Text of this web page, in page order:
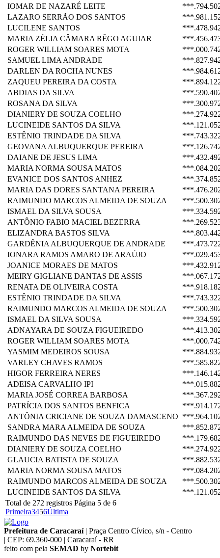
IOMAR DE NAZARÉ LEITE
LAZARO SERRÃO DOS SANTOS
LUCILENE SANTOS
MARIA ZÉLIA CÂMARA RÊGO AGUIAR
ROGER WILLIAM SOARES MOTA
SAMUEL LIMA ANDRADE
DARLEN DA ROCHA NUNES
ZAQUEU PEREIRA DA COSTA
ABDIAS DA SILVA
ROSANA DA SILVA
DIANIERY DE SOUZA COELHO
LUCINEIDE SANTOS DA SILVA
ESTÊNIO TRINDADE DA SILVA
GEOVANA ALBUQUERQUE PEREIRA
DAIANE DE JESUS LIMA
MARIA NORMA SOUSA MATOS
EVANICE DOS SANTOS ANHEZ
MARIA DAS DORES SANTANA PEREIRA
RAIMUNDO MARCOS ALMEIDA DE SOUZA
ISMAEL DA SILVA SOUSA
ANTÔNIO FABIO MACIEL BEZERRA
ELIZANDRA BASTOS SILVA
GARDÊNIA ALBUQUERQUE DE ANDRADE
IONARA RAMOS AMARO DE ARAÚJO
JOANICE MORAES DE MATOS
MEIRY GIGLIANE DANTAS DE ASSIS
RENATA DE OLIVEIRA COSTA
ESTÊNIO TRINDADE DA SILVA
RAIMUNDO MARCOS ALMEIDA DE SOUZA
ISMAEL DA SILVA SOUSA
ADNAYARA DE SOUZA FIGUEIREDO
ROGER WILLIAM SOARES MOTA
YASMIM MEDEIROS SOUSA
VARLEY CHAVES RAMOS
HIGOR FERREIRA NERES
ADEISA CARVALHO IPI
MARIA JOSÉ CORREA BARBOSA
PATRÍCIA DOS SANTOS BENFICA
ANTÔNIA CRICIANE DE SOUZA DAMASCENO
SANDRA MARA ALMEIDA DE SOUZA
RAIMUNDO DAS NEVES DE FIGUEIREDO
DIANIERY DE SOUZA COELHO
GLAUCIA BATISTA DE SOUZA
MARIA NORMA SOUSA MATOS
RAIMUNDO MARCOS ALMEIDA DE SOUZA
LUCINEIDE SANTOS DA SILVA
Total de 272 registros Página 5 de 6
Primeira3456Última
Prefeitura de Caracaraí | Praça Centro Cívico, s/n - Centro
| CEP: 69.360-000 | Caracaraí - RR
feito com pela SEMAD by Nortebit